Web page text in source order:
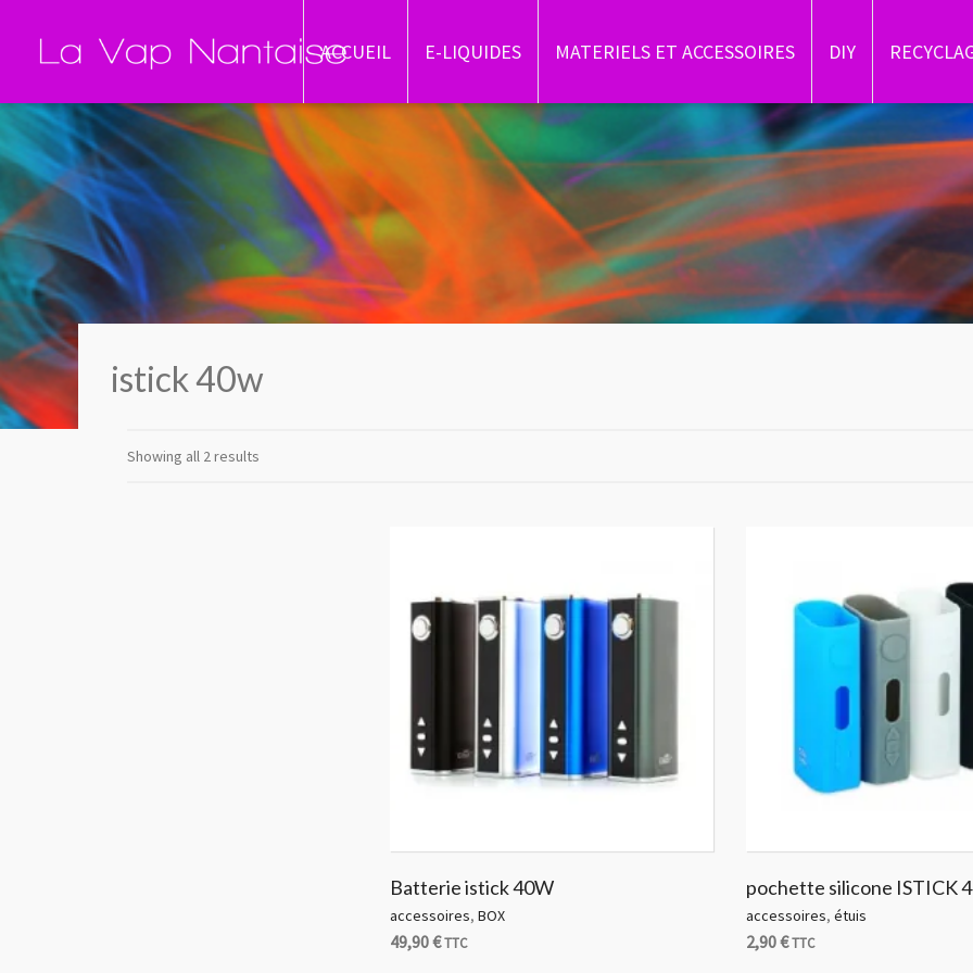
ACCUEIL E-LIQUIDES MATERIELS ET ACCESSOIRES DIY
istick 40w
Showing all 2 results
Batterie istick 40W
accessoires, BOX
49,90€ TTC
pochette silicone ISTICK
accessoires, étuis
2,90€TTC